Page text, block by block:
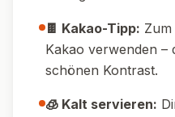
🎄 Mit Spekulatius:
Lebkuchens durch